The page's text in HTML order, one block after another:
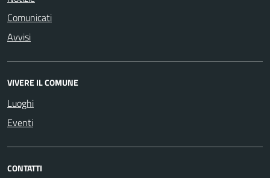
Comunicati
Avvisi
VIVERE IL COMUNE
Luoghi
Eventi
CONTATTI